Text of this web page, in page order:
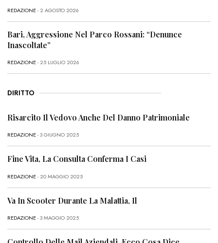
REDAZIONE- 2 AGOSTO 2026
Bari, Aggressione Nel Parco Rossani: “Denunce
Inascoltate”
REDAZIONE- 25 LUGLIO 2026
DIRITTO
Risarcito Il Vedovo Anche Del Danno Patrimoniale
REDAZIONE- 3 GIUGNO 2025
Fine Vita, La Consulta Conferma I Casi
REDAZIONE- 20 MAGGIO 2025
Va In Scooter Durante La Malattia, Il
REDAZIONE- 3 MAGGIO 2025